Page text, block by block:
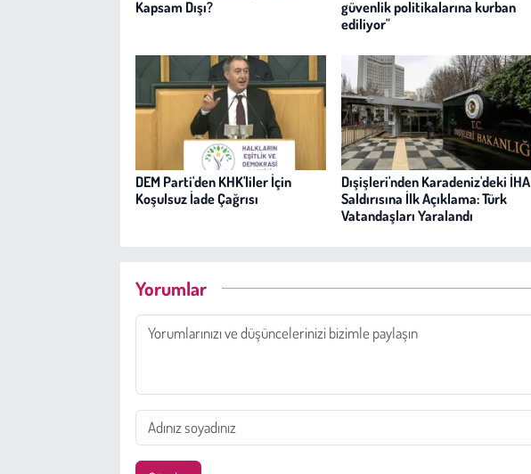
Kapsam Dışı?
güvenlik politikalarına kurban
ediliyor"
DEM Parti'den KHK'liler İçin
Koşulsuz İade Çağrısı
Dışişleri'nden Karadeniz'deki İHA
Saldırısına İlk Açıklama: Türk
Vatandaşları Yaralandı
Yorumlar